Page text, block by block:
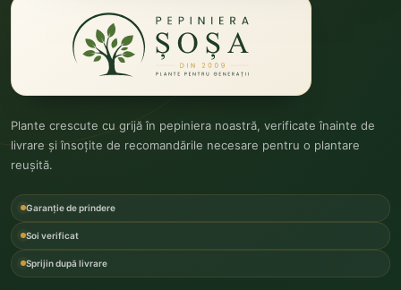
Plante crescute cu grijă în pepiniera noastră, verificate înainte de
livrare și însoțite de recomandările necesare pentru o plantare
reușită.
Garanție de prindere
Soi verificat
Sprijin după livrare